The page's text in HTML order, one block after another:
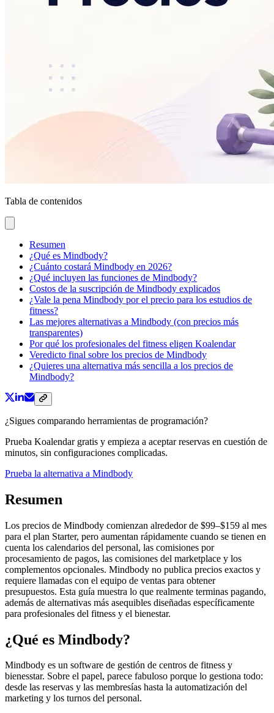
Tabla de contenidos
Resumen
¿Qué es Mindbody?
¿Cuánto costará Mindbody en 2026?
¿Qué incluyen las funciones de Mindbody?
Costos de la suscripción de Mindbody explicados
¿Vale la pena Mindbody por el precio para los estudios de
fitness?
Las mejores alternativas a Mindbody (con precios más
transparentes)
Por qué los profesionales del fitness eligen Koalendar
Veredicto final sobre los precios de Mindbody
¿Quieres una alternativa más sencilla a los precios de
Mindbody?
¿Sigues comparando herramientas de programación?
Prueba Koalendar gratis y empieza a aceptar reservas en cuestión de
minutos, sin configuraciones complicadas.
Prueba la alternativa a Mindbody
Resumen
Los precios de Mindbody comienzan alrededor de $99–$159 al mes
para el plan Starter, pero aumentan rápidamente cuando se tienen en
cuenta los calendarios del personal, las comisiones por
procesamiento de pagos, las comisiones del marketplace y los
complementos opcionales. Mindbody no publica precios exactos y
requiere llamadas con el equipo de ventas para obtener
presupuestos. Esta guía muestra lo que realmente terminas pagando,
además de alternativas más asequibles diseñadas específicamente
para profesionales del fitness y el bienestar.
¿Qué es Mindbody?
Mindbody es un software de gestión de centros de fitness y
bienesstar. Sobre el papel, parece fabuloso porque lo gestiona todo:
desde las reservas y las membresías hasta la automatización del
marketing y los turnos del personal.